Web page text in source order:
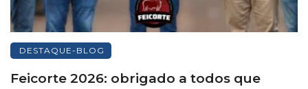
DESTAQUE-BLOG
Feicorte 2026: obrigado a todos que